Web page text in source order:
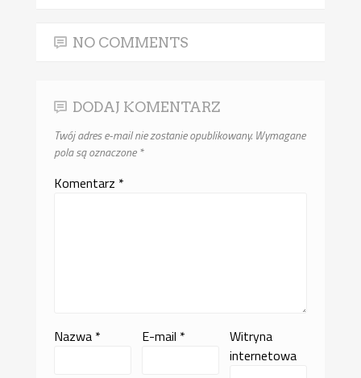
NO COMMENTS
DODAJ KOMENTARZ
Twój adres e-mail nie zostanie opublikowany. Wymagane
pola są oznaczone*
Komentarz *
Nazwa * E-mail *
Witryna
internetowa